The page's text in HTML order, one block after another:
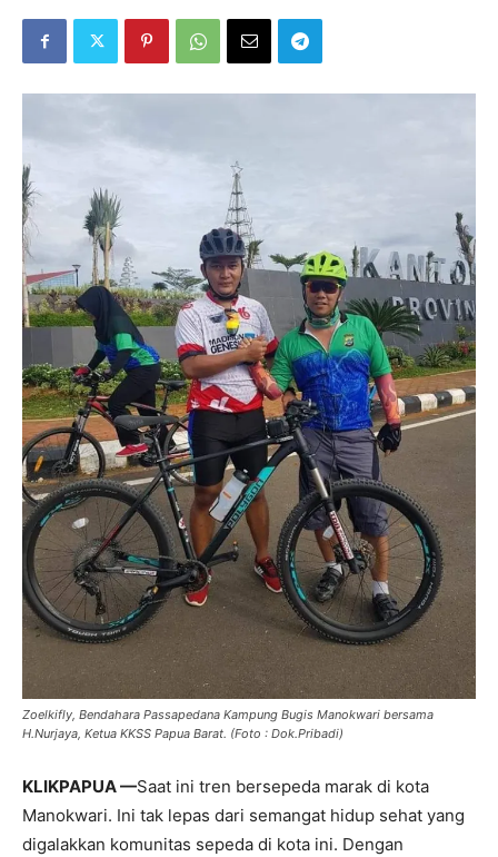
Zoelkifly, Bendahara Passapedana Kampung Bugis Manokwari bersama
H.Nurjaya, Ketua KKSS Papua Barat. (Foto : Dok.Pribadi)
KLIKPAPUA —Saat ini tren bersepeda marak di kota
Manokwari. Ini tak lepas dari semangat hidup sehat yang
digalakkan komunitas sepeda di kota ini. Dengan